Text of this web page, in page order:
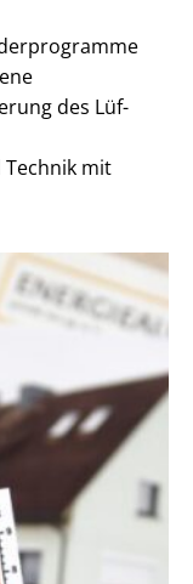
des Lüf­
Technik mit